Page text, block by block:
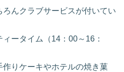
んクラブサービスが付いてい
ータイム（14：00～16：
りケーキやホテルの焼き菓